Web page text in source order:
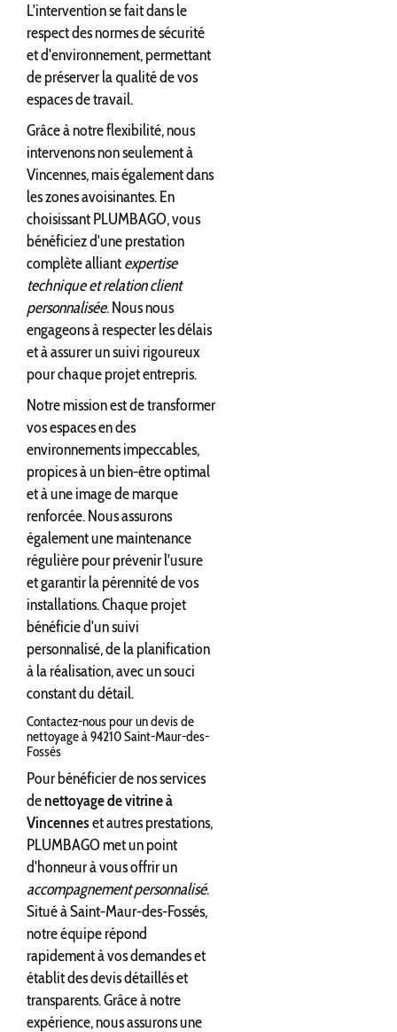
L'intervention se fait dans le
respect des normes de sécurité
et d'environnement, permettant
de préserver la qualité de vos
espaces de travail.
Grâce à notre flexibilité, nous
intervenons non seulement à
Vincennes, mais également dans
les zones avoisinantes. En
choisissant PLUMBAGO, vous
bénéficiez d'une prestation
complète alliantexpertise
technique et relation client
personnalisée. Nous nous
engageons à respecter les délais
et à assurer un suivi rigoureux
pour chaque projet entrepris.
Notre mission est de transformer
vos espaces en des
environnements impeccables,
propices à un bien-être optimal
et à une image de marque
renforcée. Nous assurons
également une maintenance
régulière pour prévenir l'usure
et garantir la pérennité de vos
installations. Chaque projet
bénéficie d'un suivi
personnalisé, de la planification
à la réalisation, avec un souci
constant du détail.
Contactez-nous pour un devis de
nettoyage à 94210 Saint-Maur-des-
Fossés
Pour bénéficier de nos services
denettoyage de vitrine à
Vincenneset autres prestations,
PLUMBAGO met un point
d'honneur à vous offrir un
accompagnement personnalisé.
Situé à Saint-Maur-des-Fossés,
notre équipe répond
rapidement à vos demandes et
établit des devis détaillés et
transparents. Grâce à notre
expérience, nous assurons une